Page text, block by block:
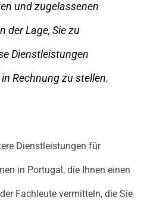
und zugelassenen
der Lage, Sie zu
Dienstleistungen
Rechnung zu stellen.
Dienstleistungen für
in Portugal, die Ihnen einen
Fachleute vermitteln, die Sie